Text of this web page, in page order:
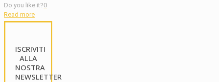
Do you like it?0
Read more
ISCRIVITI
ALLA
NOSTRA
NEWSLETTER